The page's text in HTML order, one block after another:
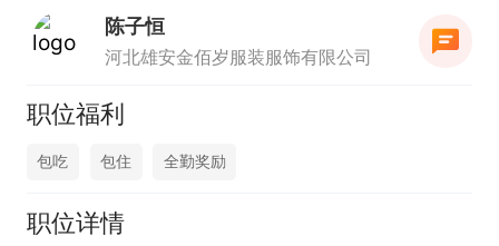
陈子恒
河北雄安金佰岁服装服饰有限公司
职位福利
包吃 包住 全勤奖励
职位详情